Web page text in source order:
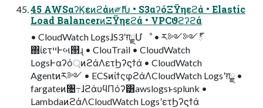
45 AWSαʔϏεͷϩάͷ༗ޮԽ • S3αʔόΞΫηεϩά • Elastic
Load BalancerͷΞΫηεϩά • VPCϑϩʔϩά
• CloudWatch LogsɺS3ʹग़ྗՄೳ • ར༻༻్
΍ίετײͰબ୒ɻ • ClouTrail • CloudWatch
LogsͰαʔό্ͷϩάΛετϦʔϛϯά • CloudWatch
Agentͷར༻ • ECSͷίϯςφϩάΛCloudWatch Logsʹग़ྗ •
fargateͷ৔߹ɺϩάυϥΠόʔ͸awslogsͱsplunk •
LambdaͷϩάΛCloudWatch LogsʹετϦʔϛϯά